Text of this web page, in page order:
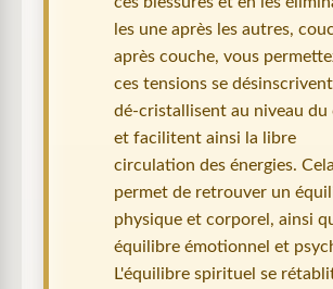
les une après les autres,
après couche, vous
ces tensions se
dé-cristallisent au niveau du
et facilitent ainsi la libre
circulation des énergies.
permet de retrouver un
physique et corporel, ainsi
équilibre émotionnel et
L'équilibre spirituel se